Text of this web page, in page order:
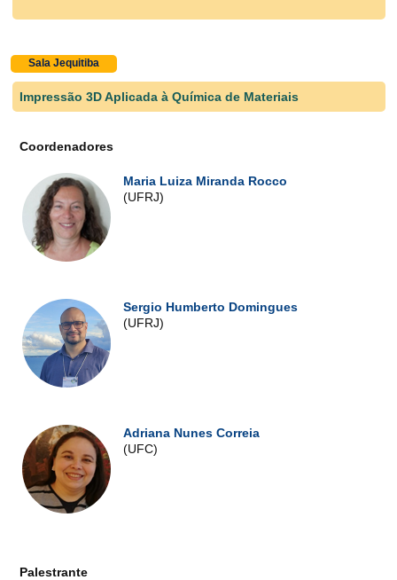
Sala Jequitiba
Impressão 3D Aplicada à Química de Materiais
Coordenadores
Maria Luiza Miranda Rocco
(UFRJ)
Sergio Humberto Domingues
(UFRJ)
Adriana Nunes Correia
(UFC)
Palestrante